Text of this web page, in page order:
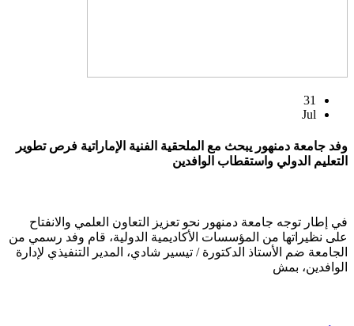
31
Jul
وفد جامعة دمنهور يبحث مع الملحقية الفنية الإماراتية فرص تطوير
التعليم الدولي واستقطاب الوافدين
في إطار توجه جامعة دمنهور نحو تعزيز التعاون العلمي والانفتاح
على نظيراتها من المؤسسات الأكاديمية الدولية، قام وفد رسمي من
الجامعة ضم الأستاذ الدكتورة / تيسير شادي، المدير التنفيذي لإدارة
الوافدين، بمش